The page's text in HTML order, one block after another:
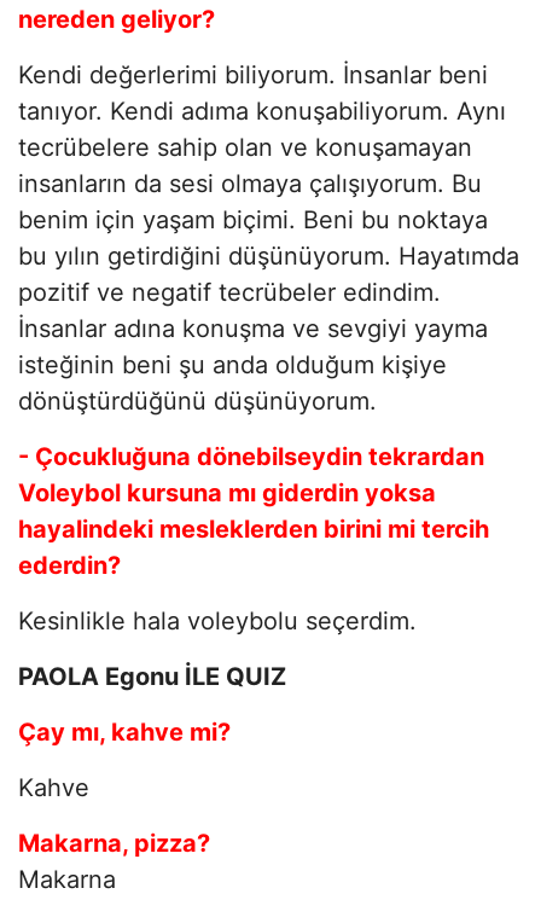
nereden geliyor?
Kendi değerlerimi biliyorum. İnsanlar beni
tanıyor. Kendi adıma konuşabiliyorum. Aynı
tecrübelere sahip olan ve konuşamayan
insanların da sesi olmaya çalışıyorum. Bu
benim için yaşam biçimi. Beni bu noktaya
bu yılın getirdiğini düşünüyorum. Hayatımda
pozitif ve negatif tecrübeler edindim.
İnsanlar adına konuşma ve sevgiyi yayma
isteğinin beni şu anda olduğum kişiye
dönüştürdüğünü düşünüyorum.
- Çocukluğuna dönebilseydin tekrardan
Voleybol kursuna mı giderdin yoksa
hayalindeki mesleklerden birini mi tercih
ederdin?
Kesinlikle hala voleybolu seçerdim.
PAOLA Egonu İLE QUIZ
Çay mı, kahve mi?
Kahve
Makarna, pizza?
Makarna